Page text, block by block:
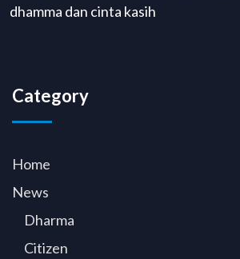
dhamma dan cinta kasih
Category
Home
News
Dharma
Citizen